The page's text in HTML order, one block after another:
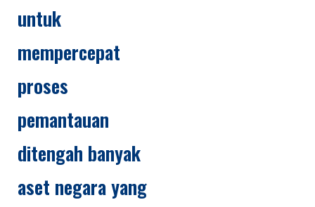
untuk
mempercepat
proses
pemantauan
ditengah banyak
aset negara yang